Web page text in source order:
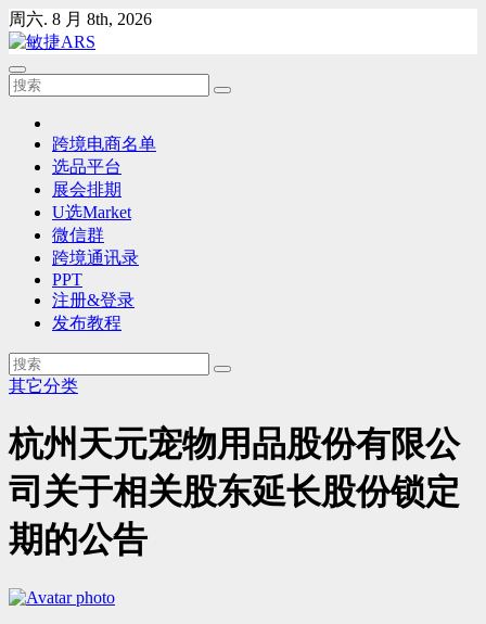
Skip
to
content
周六. 8 月 8th, 2026
跨境电商名单
选品平台
展会排期
U选Market
微信群
跨境通讯录
PPT
注册&登录
发布教程
其它分类
杭州天元宠物用品股份有限公
司关于相关股东延长股份锁定
期的公告